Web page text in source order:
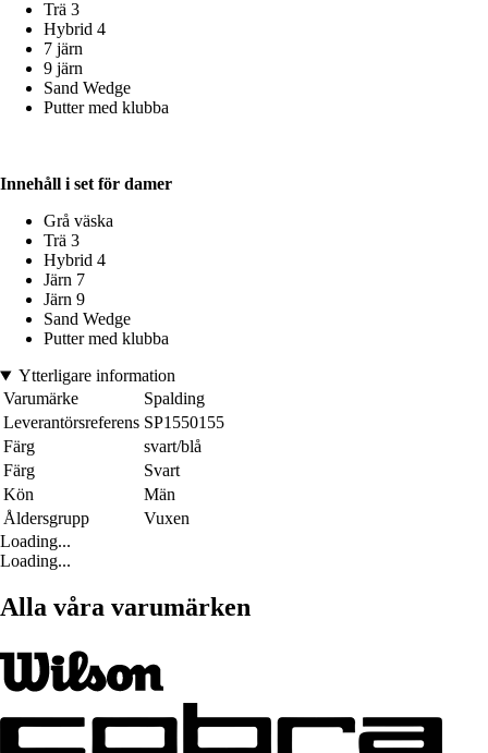
Trä 3
Hybrid 4
7 järn
9 järn
Sand Wedge
Putter med klubba
Innehåll i set för damer
Grå väska
Trä 3
Hybrid 4
Järn 7
Järn 9
Sand Wedge
Putter med klubba
Ytterligare information
Varumärke
Spalding
Leverantörsreferens SP1550155
Färg
svart/blå
Färg
Svart
Kön
Män
Åldersgrupp
Vuxen
Loading...
Loading...
Alla våra varumärken